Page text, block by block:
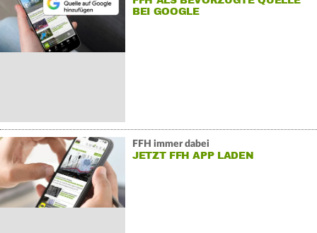
BEI GOOGLE
FFH immer dabei
JETZT FFH APP LADEN